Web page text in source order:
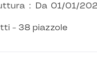
: Da 01/01/
- 38 piazzole